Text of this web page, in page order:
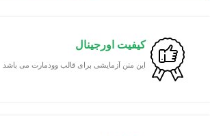
کیفیت اورجینال
این متن آزمایشی برای قالب وودمارت می باشد